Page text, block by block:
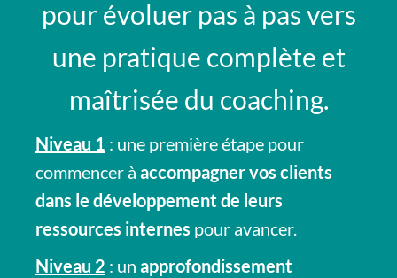
pour évoluer pas à pas vers
une pratique complète et
maîtrisée du coaching.
Niveau 1 : une première étape pour
commencer à accompagner vos clients
dans le développement de leurs
ressources internes pour avancer.
Niveau 2 : un approfondissement